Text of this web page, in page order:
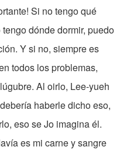
Si no tengo qué
dónde dormir, puedo
Y si no, siempre es
todos los problemas,
Al oirlo, Lee-yueh
haberle dicho eso,
eso se Jo imagina él.
es mi carne y sangre